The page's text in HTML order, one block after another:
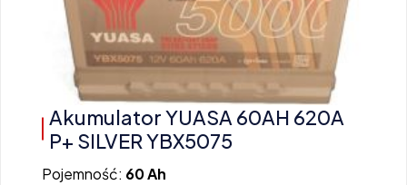
Akumulator YUASA 60AH 620A
P+ SILVER YBX5075
Pojemność: 60 Ah